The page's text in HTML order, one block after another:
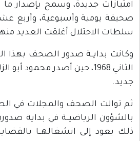
امتيازات جديدة، وسمح بإصدار
صحيفة يومية وأسبوعية، وأربع
سلطات الاحتلال أغلقت العديد
الثاني 1968، حين أصدر
جديد.
ثم توالت الصحف والمجلات في
بالشؤون الرياضيــة في بداية
ذلك يعود إلى انشغالهــا